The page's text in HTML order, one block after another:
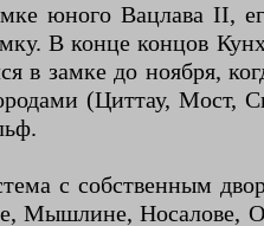
юного Вацлава II,
В конце концов
в замке до ноября,
(Циттау, Мост,
с собственным
Мышлине, Носалове,